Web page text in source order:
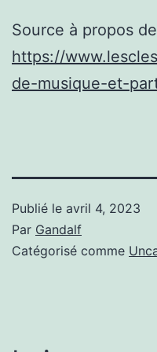
Source à propos de
https://
de-musique-et-
Publié le avril 4, 2023
Par Gandalf
Catégorisé comme